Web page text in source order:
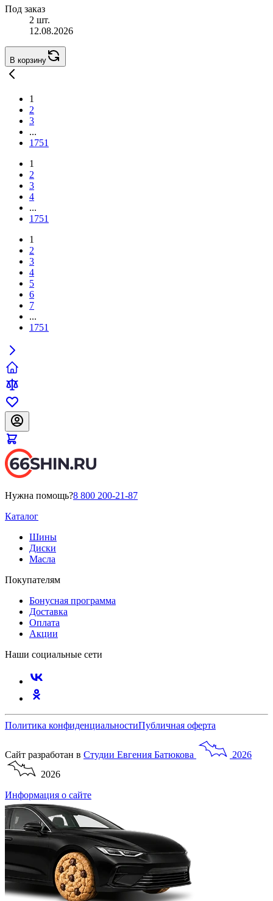
Под заказ
2 шт.
12.08.2026
В корзину
1
2
3
...
1751
1
2
3
4
...
1751
1
2
3
4
5
6
7
...
1751
Нужна помощь?8 800 200-21-87
Каталог
Шины
Диски
Масла
Покупателям
Бонусная программа
Доставка
Оплата
Акции
Наши социальные сети
Политика конфиденциальностиПубличная оферта
Сайт разработан в Студии Евгения Батюкова
2026
2026
Информация о сайте